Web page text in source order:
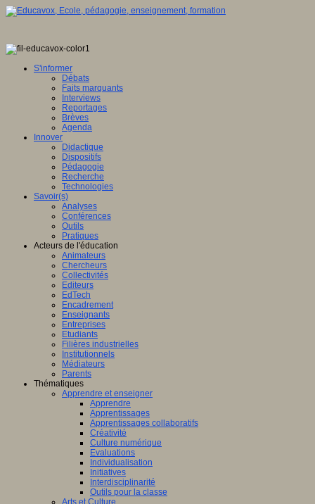
S'informer
Débats
Faits marquants
Interviews
Reportages
Brèves
Agenda
Innover
Didactique
Dispositifs
Pédagogie
Recherche
Technologies
Savoir(s)
Analyses
Conférences
Outils
Pratiques
Acteurs de l'éducation
Animateurs
Chercheurs
Collectivités
Editeurs
EdTech
Encadrement
Enseignants
Entreprises
Etudiants
Filières industrielles
Institutionnels
Médiateurs
Parents
Thématiques
Apprendre et enseigner
Apprendre
Apprentissages
Apprentissages collaboratifs
Créativité
Culture numérique
Evaluations
Individualisation
Initiatives
Interdisciplinarité
Outils pour la classe
Arts et Culture